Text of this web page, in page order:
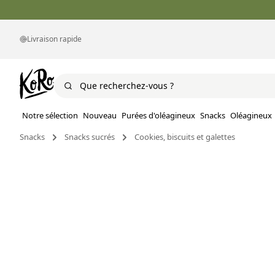
Livraison rapide
Notre sélection Nouveau Purées d'oléagineux Snacks Oléagineux
Snacks
Snacks sucrés Cookies, biscuits et galettes